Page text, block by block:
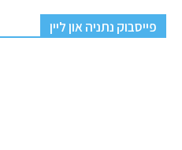
פייסבוק נתניה און ליין